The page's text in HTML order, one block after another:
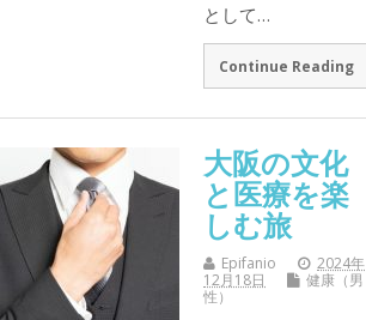
として…
Continue Reading
大阪の文化
と医療を楽
しむ旅
Epifanio
2024年
12月18日
健康（男
性）